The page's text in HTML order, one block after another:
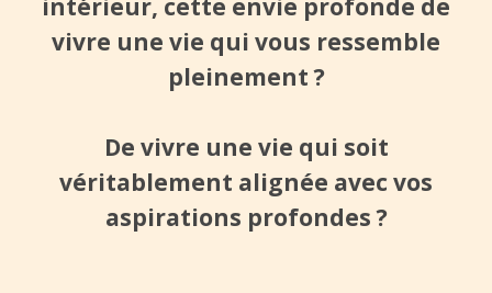
intérieur, cette envie profonde de
vivre une vie qui vous ressemble
pleinement ?
De vivre une vie qui soit
véritablement alignée avec vos
aspirations profondes ?